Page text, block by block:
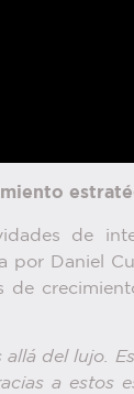
de
por Daniel
de
allá del lujo.
a estos